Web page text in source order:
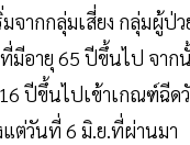
มจากกลุ่มเสี่ยง กลุ่ม
ที่มีอายุ 65 ปีขึ้นไป จ
ปีขึ้นไปเข้าเกณฑ์ฉี
ต่วันที่ 6 มิ.ย.ที่ผ่านมา